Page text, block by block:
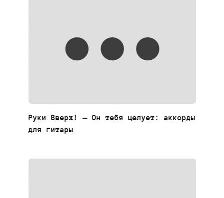
Руки Вверх! — Он тебя целует: аккорды
для гитары